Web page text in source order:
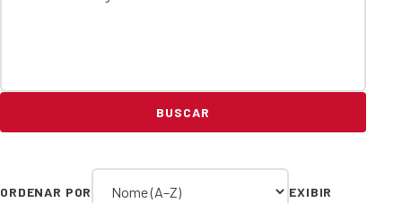
BUSCAR
ORDENAR POR EXIBIR